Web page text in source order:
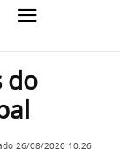
do
26/08/2020 10:26